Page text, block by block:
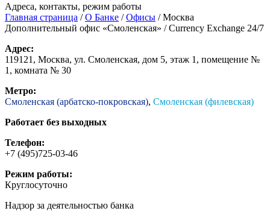
Адреса, контакты, режим работы
Главная страница /О Банке /Офисы /Москва
Дополнительный офис «Смоленская» / Currency Exchange 24/7
Адрес:
119121, Москва, ул. Смоленская, дом 5, этаж 1, помещение №
1, комната № 30
Метро:
Смоленская (арбатско-покровская), Смоленская (филевская)
Работает без выходных
Телефон:
+7 (495)725-03-46
Режим работы:
Круглосуточно
Надзор за деятельностью банка